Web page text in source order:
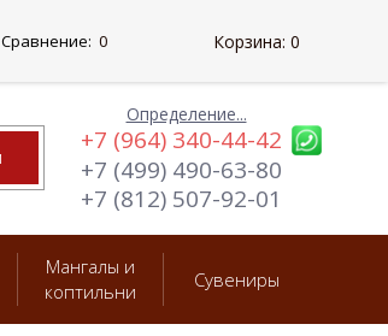
Определение...
+7 (964) 340-44-42
+7 (499) 490-63-80
+7 (812) 507-92-01
Мангалы и
коптильни
Сувениры
Сравнение: 0 Корзина: 0